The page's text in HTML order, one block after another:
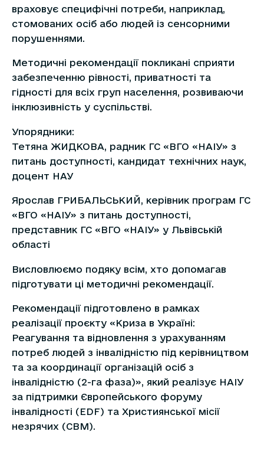
враховує специфічні потреби, наприклад,
стомованих осіб або людей із сенсорними
порушеннями.
Методичні рекомендації покликані сприяти
забезпеченню рівності, приватності та
гідності для всіх груп населення, розвиваючи
інклюзивність у суспільстві.
Упорядники:
Тетяна ЖИДКОВА, радник ГС «ВГО «НАІУ» з
питань доступності, кандидат технічних наук,
доцент НАУ
Ярослав ГРИБАЛЬСЬКИЙ, керівник програм ГС
«ВГО «НАІУ» з питань доступності,
представник ГС «ВГО «НАІУ» у Львівській
області
Висловлюємо подяку всім, хто допомагав
підготувати ці методичні рекомендації.
Рекомендації підготовлено в рамках
реалізації проєкту «Криза в Україні:
Реагування та відновлення з урахуванням
потреб людей з інвалідністю під керівництвом
та за координації організацій осіб з
інвалідністю (2-га фаза)», який реалізує НАІУ
за підтримки Європейського форуму
інвалідності (EDF) та Християнської місії
незрячих (CBM).